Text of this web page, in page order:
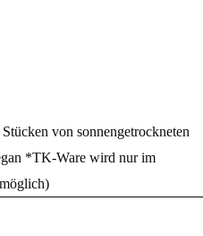
von sonnengetrockneten
*TK-Ware wird nur im